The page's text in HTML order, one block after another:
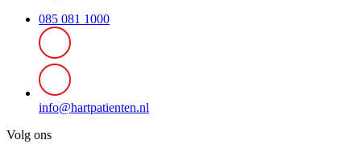
085 081 1000
info@hartpatienten.nl
Volg ons